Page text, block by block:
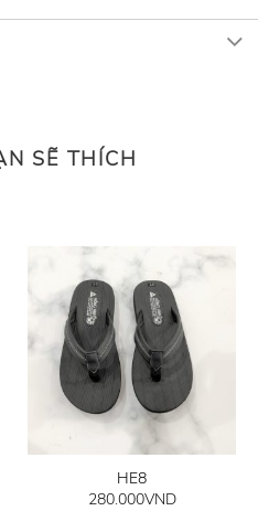
SẼ THÍCH
HE8
280.000VND